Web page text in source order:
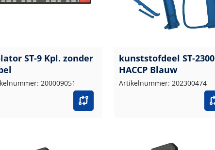
ST-9 Kpl. zonder
200009051
kunststofdeel ST-2300
HACCP Blauw
Artikelnummer: 202300474